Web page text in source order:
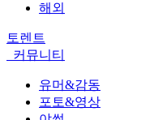
해외
토렌트
커뮤니티
유머&감동
포토&영상